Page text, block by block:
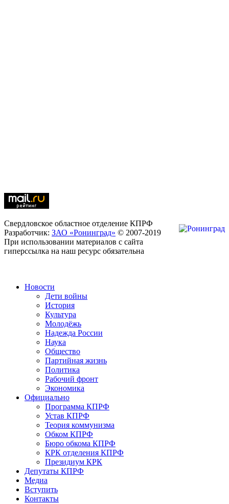
Свердловское областное отделение КПРФ
Разработчик: ЗАО «Ронинград» © 2007-2019
При использовании материалов с сайта
гиперссылка на наш ресурс обязательна
Новости
Дети войны
История
Культура
Молодёжь
Надежда России
Наука
Общество
Партийная жизнь
Политика
Рабочий фронт
Экономика
Официально
Программа КПРФ
Устав КПРФ
Теория коммунизма
Обком КПРФ
Бюро обкома КПРФ
КРК отделения КПРФ
Президиум КРК
Депутаты КПРФ
Медиа
Вступить
Контакты